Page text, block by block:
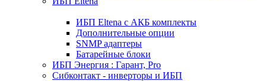
ИБП Eltena с АКБ комплекты
Дополнительные опции
SNMP адаптеры
Батарейные блоки
ИБП Энергия : Гарант, Pro
Сибконтакт - инверторы и ИБП